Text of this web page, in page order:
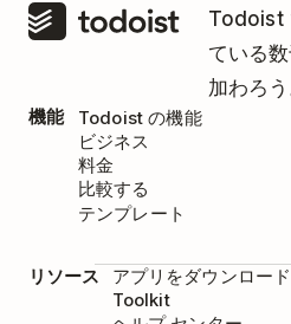
Todoist
ている
加わろう
機能
Todoist の機能
ビジネス
料金
比較する
テンプレート
リソース
アプリをダウンロード
Toolkit